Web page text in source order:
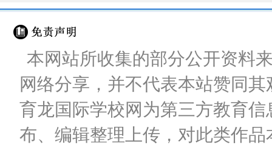
本网站所收集的部分公开资料
网络分享，并不代表本站赞同
育龙国际学校网为第三方教育
布、编辑整理上传，对此类作